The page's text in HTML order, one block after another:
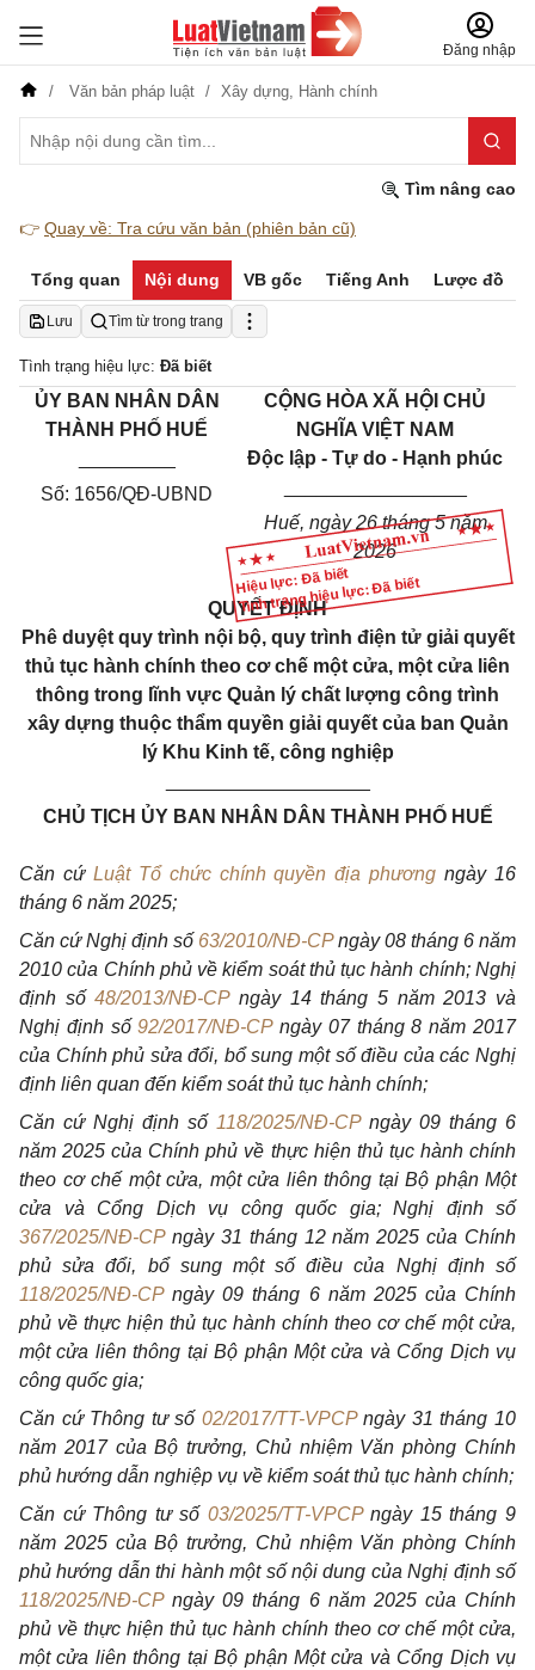
Đăng nhập
Văn bản pháp luật Xây dựng, Hành chính
Tìm nâng cao
👉 Quay về: Tra cứu văn bản (phiên bản cũ)
Tổng quan Nội dung VB gốc Tiếng Anh Lược đồ
Lưu Tìm từ trong trang
Tình trạng hiệu lực: Đã biết
Hiệu lực: Đã biết
Tình trạng hiệu lực: Đã biết
ỦY BAN NHÂN DÂN
THÀNH PHỐ HUẾ
Số: 1656/QĐ-UBND
CỘNG HÒA XÃ HỘI CHỦ
NGHĨA VIỆT NAM
Độc lập - Tự do - Hạnh phúc
Huế, ngày 26 tháng 5 năm
2026
QUYẾT ĐỊNH
Phê duyệt quy trình nội bộ, quy trình điện tử giải quyết
thủ tục hành chính theo cơ chế một cửa, một cửa liên
thông trong lĩnh vực Quản lý chất lượng công trình
xây dựng thuộc thẩm quyền giải quyết của ban Quản
lý Khu Kinh tế, công nghiệp
CHỦ TỊCH ỦY BAN NHÂN DÂN THÀNH PHỐ HUẾ
Căn cứ Luật Tổ chức chính quyền địa phương ngày 16
tháng 6 năm 2025;
Căn cứ Nghị định số 63/2010/NĐ-CPngày 08 tháng 6 năm
2010 của Chính phủ về kiểm soát thủ tục hành chính; Nghị
định số48/2013/NĐ-CPngày 14 tháng 5 năm 2013 và
Nghị định số92/2017/NĐ-CPngày 07 tháng 8 năm 2017
của Chính phủ sửa đổi, bổ sung một số điều của các Nghị
định liên quan đến kiểm soát thủ tục hành chính;
Căn cứ Nghị định số 118/2025/NĐ-CPngày 09 tháng 6
năm 2025 của Chính phủ về thực hiện thủ tục hành chính
theo cơ chế một cửa, một cửa liên thông tại Bộ phận Một
cửa và Cổng Dịch vụ công quốc gia; Nghị định số
367/2025/NĐ-CPngày 31 tháng 12 năm 2025 của Chính
phủ sửa đổi, bổ sung một số điều của Nghị định số
118/2025/NĐ-CPngày 09 tháng 6 năm 2025 của Chính
phủ về thực hiện thủ tục hành chính theo cơ chế một cửa,
một cửa liên thông tại Bộ phận Một cửa và Cổng Dịch vụ
công quốc gia;
Căn cứ Thông tư số 02/2017/TT-VPCPngày 31 tháng 10
năm 2017 của Bộ trưởng, Chủ nhiệm Văn phòng Chính
phủ hướng dẫn nghiệp vụ về kiểm soát thủ tục hành chính;
Căn cứ Thông tư số 03/2025/TT-VPCPngày 15 tháng 9
năm 2025 của Bộ trưởng, Chủ nhiệm Văn phòng Chính
phủ hướng dẫn thi hành một số nội dung của Nghị định số
118/2025/NĐ-CPngày 09 tháng 6 năm 2025 của Chính
phủ về thực hiện thủ tục hành chính theo cơ chế một cửa,
một cửa liên thông tại Bộ phận Một cửa và Cổng Dịch vụ